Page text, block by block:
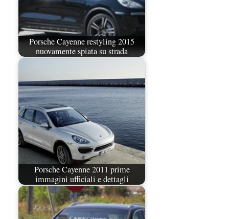
Porsche Cayenne restyling 2015
nuovamente spiata su strada
Porsche Cayenne 2011 prime
immagini ufficiali e dettagli